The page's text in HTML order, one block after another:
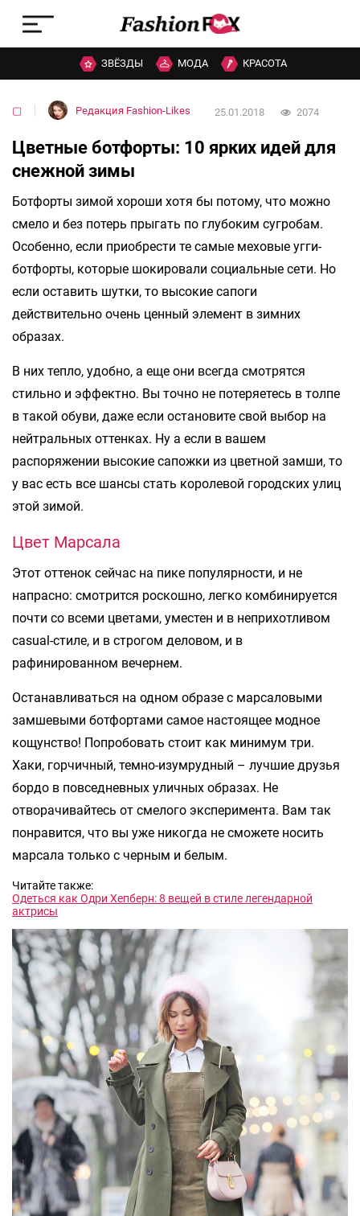
ЗВЁЗДЫ МОДА КРАСОТА
▢ Редакция Fashion-Likes 25.01.2018 2074
Цветные ботфорты: 10 ярких идей для
снежной зимы
Ботфорты зимой хороши хотя бы потому, что можно
смело и без потерь прыгать по глубоким сугробам.
Особенно, если приобрести те самые меховые угги-
ботфорты, которые шокировали социальные сети. Но
если оставить шутки, то высокие сапоги
действительно очень ценный элемент в зимних
образах.
В них тепло, удобно, а еще они всегда смотрятся
стильно и эффектно. Вы точно не потеряетесь в толпе
в такой обуви, даже если остановите свой выбор на
нейтральных оттенках. Ну а если в вашем
распоряжении высокие сапожки из цветной замши, то
у вас есть все шансы стать королевой городских улиц
этой зимой.
Цвет Марсала
Этот оттенок сейчас на пике популярности, и не
напрасно: смотрится роскошно, легко комбинируется
почти со всеми цветами, уместен и в неприхотливом
casual-стиле, и в строгом деловом, и в
рафинированном вечернем.
Останавливаться на одном образе с марсаловыми
замшевыми ботфортами самое настоящее модное
кощунство! Попробовать стоит как минимум три.
Хаки, горчичный, темно-изумрудный – лучшие друзья
бордо в повседневных уличных образах. Не
отворачивайтесь от смелого эксперимента. Вам так
понравится, что вы уже никогда не сможете носить
марсала только с черным и белым.
Читайте также:
Одеться как Одри Хепберн: 8 вещей в стиле легендарной
актрисы